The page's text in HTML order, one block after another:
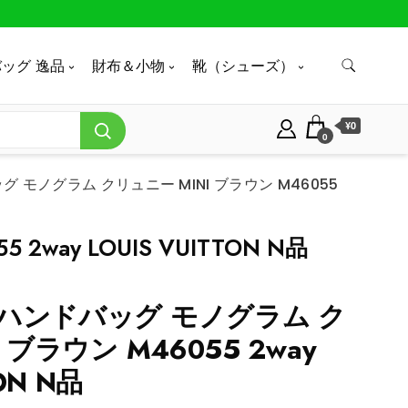
グ 逸品 財布＆小物 靴（シューズ）
0
¥0
モノグラム クリュニー MINI ブラウン M46055
2way LOUIS VUITTON N品
ンドバッグ モノグラム ク
ブラウン M46055 2way
N品